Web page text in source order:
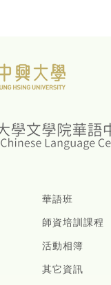
華語班
師資培訓課程
活動相簿
其它資訊